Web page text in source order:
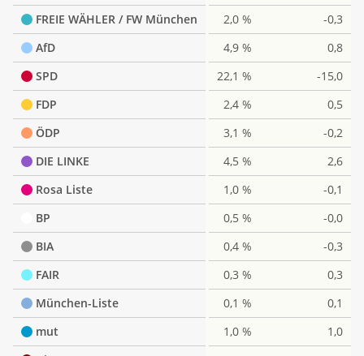
FREIE WÄHLER / FW München
2,0 %
-0,3
AfD
4,9 %
0,8
SPD
22,1 %
-15,0
FDP
2,4 %
0,5
ÖDP
3,1 %
-0,2
DIE LINKE
4,5 %
2,6
Rosa Liste
1,0 %
-0,1
BP
0,5 %
-0,0
BIA
0,4 %
-0,3
FAIR
0,3 %
0,3
München-Liste
0,1 %
0,1
mut
1,0 %
1,0